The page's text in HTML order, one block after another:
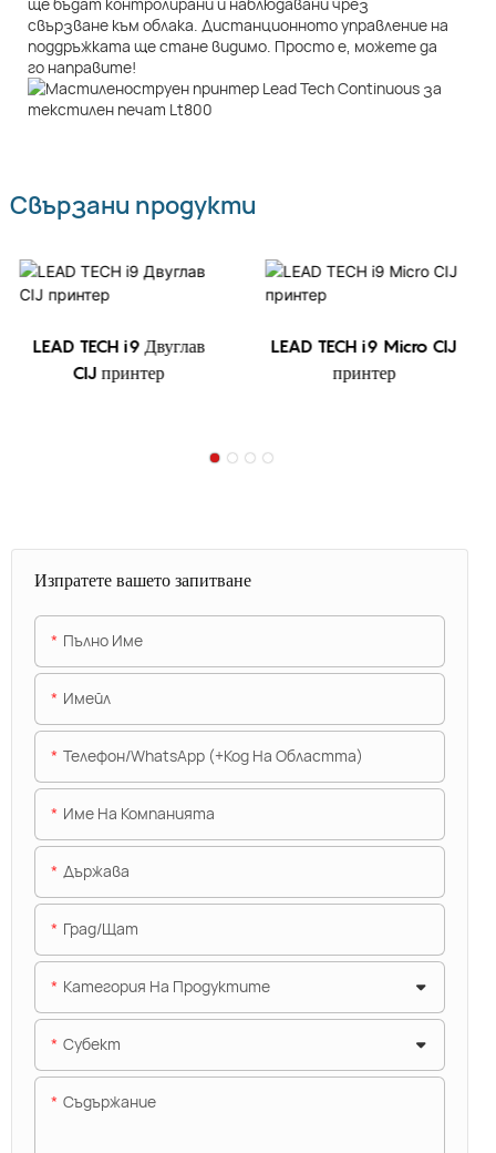
ще бъдат контролирани и наблюдавани чрез
свързване към облака. Дистанционното управление на
поддръжката ще стане видимо. Просто е, можете да
го направите!
Свързани продукти
LEAD TECH i9 Двуглав
CIJ принтер
LEAD TECH i9 Micro CIJ
принтер
Изпратете вашето запитване
Пълно Име
Имейл
Телефон/WhatsApp (+Код На Областта)
Име На Компанията
Държава
Град/щат
Категория На Продуктите
Субект
Съдържание